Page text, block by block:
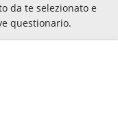
da te selezionato e
questionario.
di San Valentino?